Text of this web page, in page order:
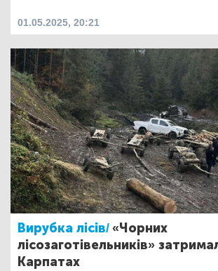
01.05.2025, 20:21
Вирубка лісів/«Чорних
лісозаготівельників»
Карпатах